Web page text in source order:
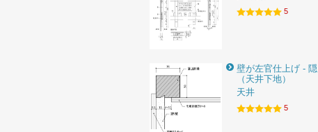
5
壁が左官仕上げ -
（天井下地）
天井
5